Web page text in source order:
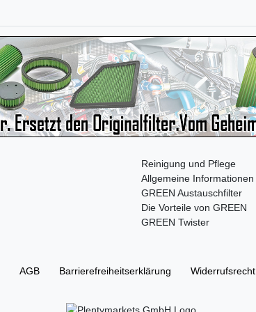
Reinigung und Pflege
Allgemeine Informationen
GREEN Austauschfilter
Die Vorteile von GREEN
GREEN Twister
AGB Barrierefreiheitserklärung Widerrufs­recht